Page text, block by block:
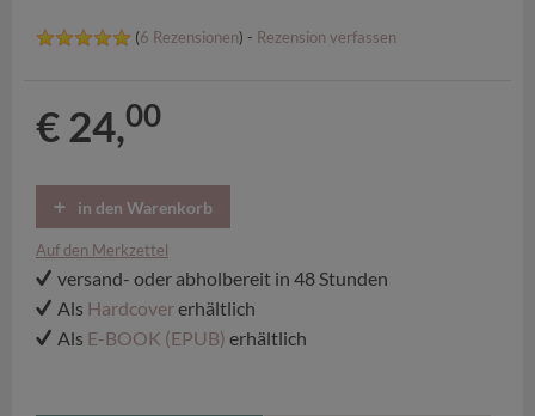
(6 Rezensionen) - Rezension verfassen
€ 24,00
in den Warenkorb
Auf den Merkzettel
versand- oder abholbereit in 48 Stunden
Als Hardcovererhältlich
Als E-BOOK (EPUB) erhältlich